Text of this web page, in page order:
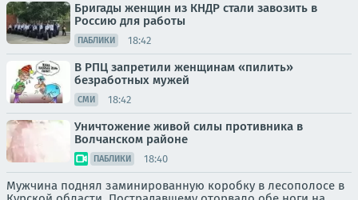
Бригады женщин из КНДР стали завозить в
Россию для работы
ПАБЛИКИ 18:42
В РПЦ запретили женщинам «пилить»
безработных мужей
СМИ 18:42
Уничтожение живой силы противника в
Волчанском районе
ПАБЛИКИ 18:40
Мужчина поднял заминированную коробку в лесополосе в